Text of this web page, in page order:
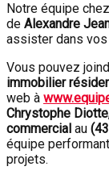
Notre équipe
de Alexandre
assister dans vos
Vous pouvez
immobilier
web à
Chrystophe
commercial au
équipe
projets.